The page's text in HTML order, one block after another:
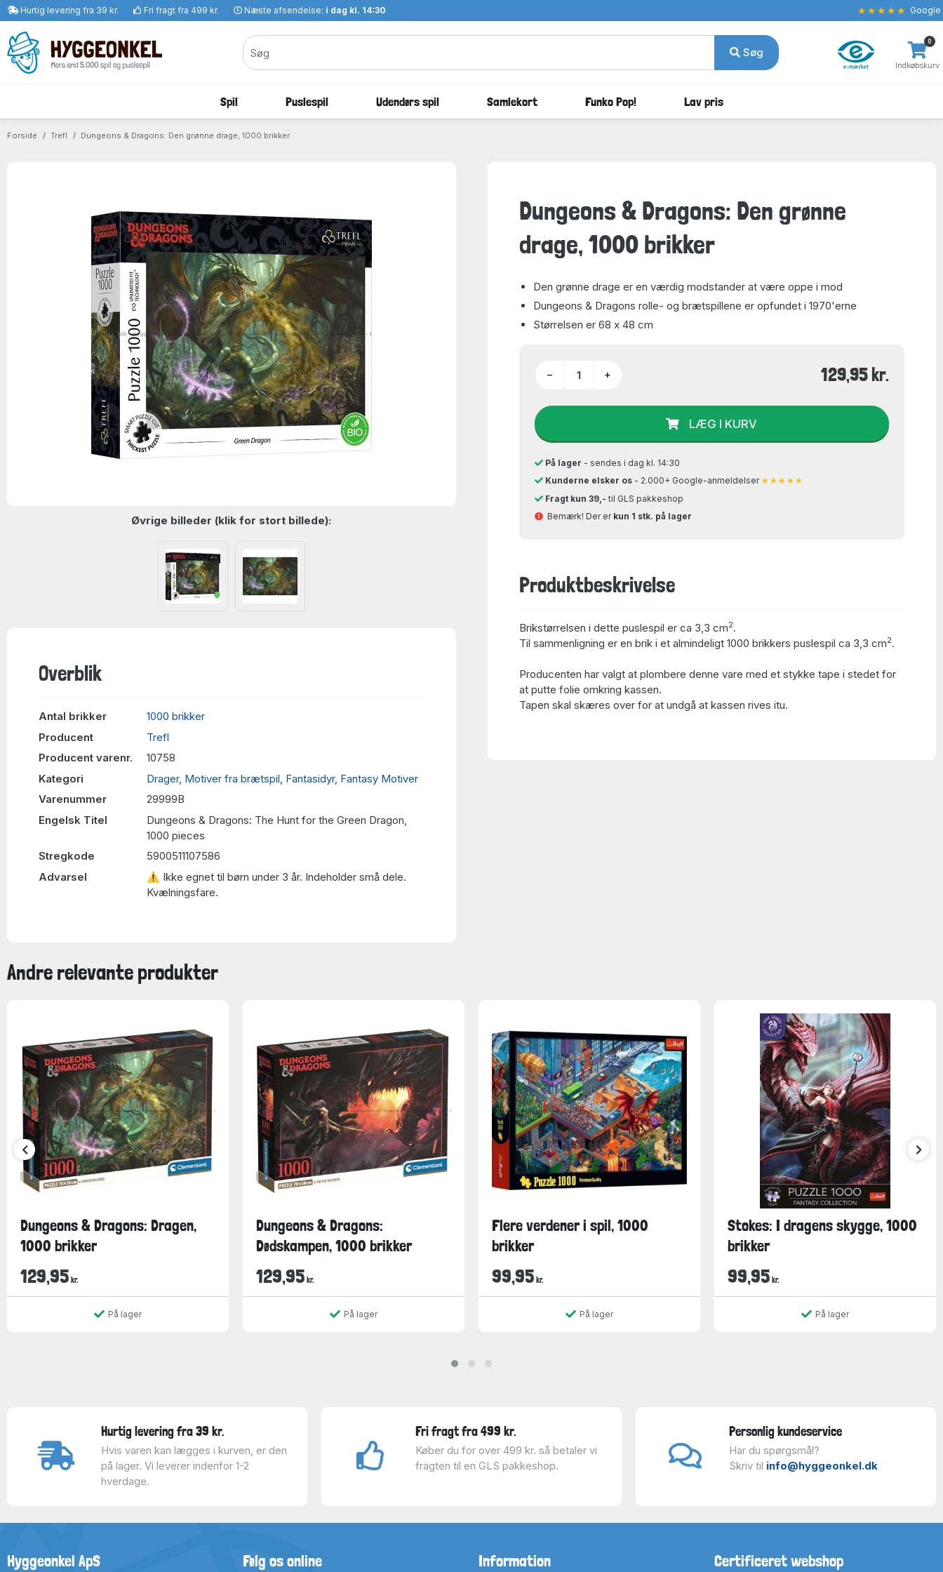
Hurtig levering fra 39 kr. Fri fragt fra 499 kr. Næste afsendelse: i dag kl. 14:30 ★★★★★ Google
Søg
Indkøbskurv
0
Spil Puslespil Udendørs spil Samlekort Funko Pop! Lav pris
Forside Trefl Dungeons & Dragons: Den grønne drage, 1000 brikker
Øvrige billeder (klik for stort billede):
Overblik
Antal brikker
1000 brikker
Producent
Trefl
Producent varenr.
10758
Kategori
Drager, Motiver fra brætspil Fantasidyr, Fantasy Motiver
Varenummer
29999B
Engelsk Titel
Dungeons & Dragons: The Hunt for the Green Dragon,
1000 pieces
Stregkode
5900511107586
Advarsel
⚠ Ikke egnet til børn under 3 år. Indeholder små dele.
Kvælningsfare.
Dungeons & Dragons: Den grønne
drage, 1000 brikker
Den grønne drage er en værdig modstander at være oppe i mod
Dungeons & Dragons rolle- og brætspillene er opfundet i 1970'erne
Størrelsen er 68 x 48 cm
− + 129,95 kr.
LÆG I KURV
På lager - sendes i dag kl. 14:30
Kunderne elsker os - 2.000+ Google-anmeldelser ★★★★★
Fragt kun 39,- til GLS pakkeshop
Bemærk! Der er kun 1 stk. på lager
Produktbeskrivelse
Brikstørrelsen i dette puslespil er ca 3,3 cm2.
Til sammenligning er en brik i et almindeligt 1000 brikkers puslespil ca 3,3 cm2.
Producenten har valgt at plombere denne vare med et stykke tape i stedet for
at putte folie omkring kassen.
Tapen skal skæres over for at undgå at kassen rives itu.
Andre relevante produkter
Dungeons & Dragons: Dragen,
1000 brikker
129,95 kr.
På lager
Dungeons & Dragons:
Dødskampen, 1000 brikker
129,95 kr.
På lager
Flere verdener i spil, 1000
brikker
99,95 kr.
På lager
Stokes: I dragens skygge, 1000
brikker
99,95 kr.
På lager
Hurtig levering fra 39 kr.
Hvis varen kan lægges i kurven, er den
på lager. Vi leverer indenfor 1-2
hverdage.
Fri fragt fra 499 kr.
Køber du for over 499 kr. så betaler vi
fragten til en GLS pakkeshop.
Personlig kundeservice
Har du spørgsmål?
Skriv til info@hyggeonkel.dk
Hyggeonkel ApS Følg os online Information Certificeret webshop